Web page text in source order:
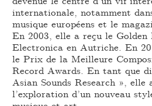
internationale, notamment
musique européens et le
En 2003, elle a reçu le
Electronica en Autriche. En
le Prix de la Meilleure
Record Awards. En tant que
Asian Sounds Research », elle
l’exploration d’un nouveau